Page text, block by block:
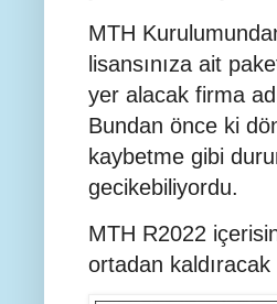
MTH
lisansınıza ait
yer alacak firma
Bundan önce ki
kaybetme gibi
gecikebiliyordu.
MTH R2022
ortadan